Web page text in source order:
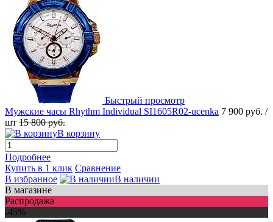
Быстрый просмотр
Мужские часы Rhythm Individual SI1605R02-ucenka 7 900 руб. /
шт 15 800 руб.
В корзину
Подробнее
Купить в 1 клик Сравнение
В избранное
В наличии
В магазине
Распродажа
-45%